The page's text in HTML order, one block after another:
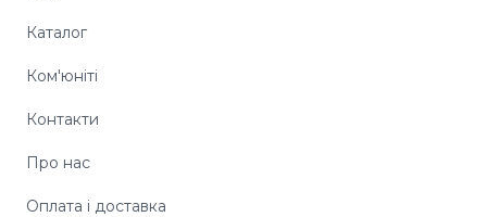
Каталог
Ком'юніті
Контакти
Про нас
Оплата і доставка